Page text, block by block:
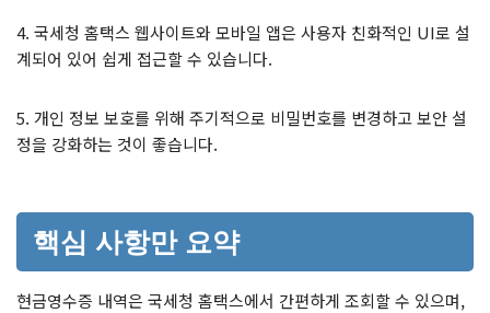
4. 국세청 홈택스 웹사이트와 모바일 앱은 사용자 친화적인 UI로 설
계되어 있어 쉽게 접근할 수 있습니다.
5. 개인 정보 보호를 위해 주기적으로 비밀번호를 변경하고 보안 설
정을 강화하는 것이 좋습니다.
핵심 사항만 요약
현금영수증 내역은 국세청 홈택스에서 간편하게 조회할 수 있으며,